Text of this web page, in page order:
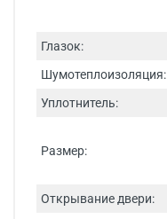
Глазок:
Шумотеплоизоляция:
Уплотнитель:
Размер:
Открывание двери: